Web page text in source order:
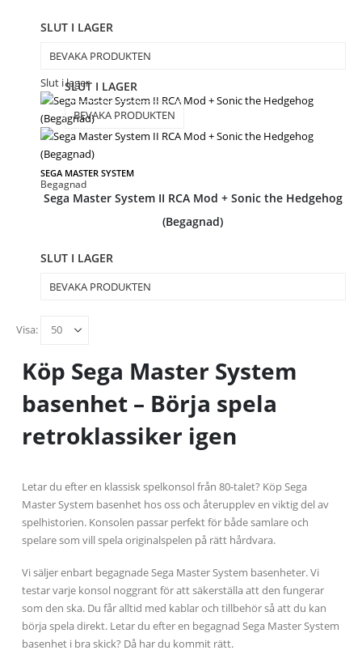
SLUT I LAGER
BEVAKA PRODUKTEN
Slut i lager
SEGA MASTER SYSTEM
Begagnad
SLUT I LAGER
BEVAKA PRODUKTEN
Sega Master System II RCA Mod + Sonic the Hedgehog
(Begagnad)
SLUT I LAGER
BEVAKA PRODUKTEN
Visa:
Köp Sega Master System
basenhet – Börja spela
retroklassiker igen
Letar du efter en klassisk spelkonsol från 80-talet? Köp Sega
Master System basenhet hos oss och återupplev en viktig del av
spelhistorien. Konsolen passar perfekt för både samlare och
spelare som vill spela originalspelen på rätt hårdvara.
Vi säljer enbart begagnade Sega Master System basenheter. Vi
testar varje konsol noggrant för att säkerställa att den fungerar
som den ska. Du får alltid med kablar och tillbehör så att du kan
börja spela direkt. Letar du efter en begagnad Sega Master System
basenhet i bra skick? Då har du kommit rätt.